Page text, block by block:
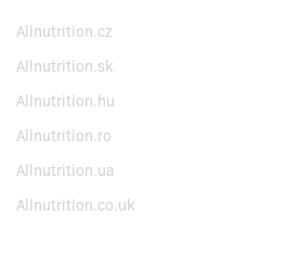
Allnutrition.cz
Allnutrition.sk
Allnutrition.hu
Allnutrition.ro
Allnutrition.ua
Allnutrition.co.uk